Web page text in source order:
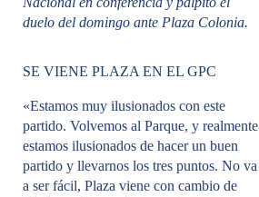
a
r
duelo del domingo ante Plaza Colonia.
SE VIENE PLAZA EN EL GPC
«Estamos muy ilusionados con este
partido. Volvemos al Parque, y realmente
estamos ilusionados de hacer un buen
partido y llevarnos los tres puntos. No va
a ser fácil, Plaza viene con cambio de